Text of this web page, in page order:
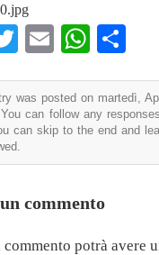
TwitterEmail
was posted on martedì,
can follow any
can skip to the end and
commento
commento potrà avere